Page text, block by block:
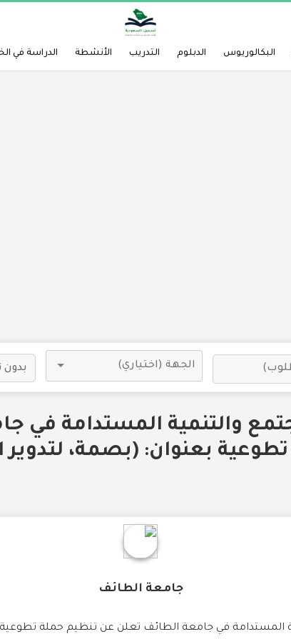
البكالوريوس الدبلوم التدريب الأنشطة الدراسة في
والتنمية المستدامة في
بعنوان: (بصمة، لتدوير
جامعة الطائف
المستدامة في جامعة الطائف تعلن عن تنظيم حملة تطوعية